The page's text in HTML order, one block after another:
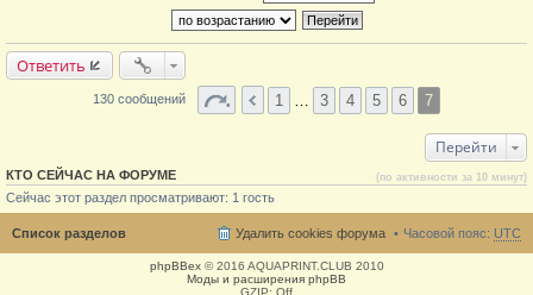
0
Ответить
130 сообщений 1 3 4 5 6 7
Перейти
КТО СЕЙЧАС НА ФОРУМЕ (по активности за 10 минут)
Сейчас этот раздел просматривают: 1 гость
Список разделов Часовой пояс: UTC
Удалить cookies форума
phpBBex© 2016 AQUAPRINT.CLUB 2010
Моды и расширения phpBB
GZIP: Off